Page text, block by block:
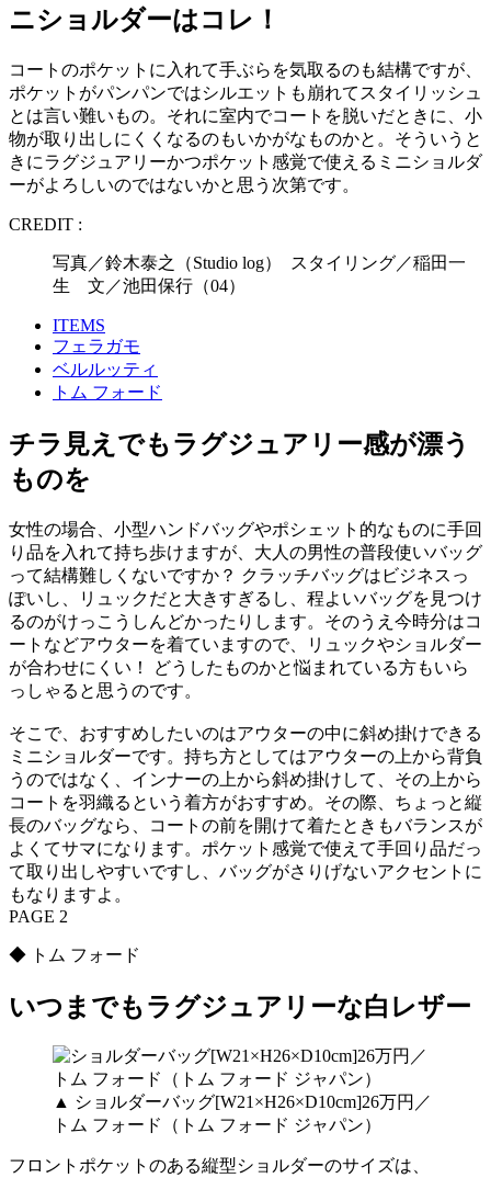
ニショルダーはコレ！
コートのポケットに入れて手ぶらを気取るのも結構ですが、
ポケットがパンパンではシルエットも崩れてスタイリッシュ
とは言い難いもの。それに室内でコートを脱いだときに、小
物が取り出しにくくなるのもいかがなものかと。そういうと
きにラグジュアリーかつポケット感覚で使えるミニショルダ
ーがよろしいのではないかと思う次第です。
CREDIT :
写真／鈴木泰之（Studio log） スタイリング／稲田一
生 文／池田保行（04）
ITEMS
フェラガモ
ベルルッティ
トム フォード
チラ見えでもラグジュアリー感が漂う
ものを
女性の場合、小型ハンドバッグやポシェット的なものに手回
り品を入れて持ち歩けますが、大人の男性の普段使いバッグ
って結構難しくないですか？ クラッチバッグはビジネスっ
ぽいし、リュックだと大きすぎるし、程よいバッグを見つけ
るのがけっこうしんどかったりします。そのうえ今時分はコ
ートなどアウターを着ていますので、リュックやショルダー
が合わせにくい！ どうしたものかと悩まれている方もいら
っしゃると思うのです。
そこで、おすすめしたいのはアウターの中に斜め掛けできる
ミニショルダーです。持ち方としてはアウターの上から背負
うのではなく、インナーの上から斜め掛けして、その上から
コートを羽織るという着方がおすすめ。その際、ちょっと縦
長のバッグなら、コートの前を開けて着たときもバランスが
よくてサマになります。ポケット感覚で使えて手回り品だっ
て取り出しやすいですし、バッグがさりげないアクセントに
もなりますよ。
PAGE 2
◆ トム フォード
いつまでもラグジュアリーな白レザー
▲ ショルダーバッグ[W21×H26×D10cm]26万円／
トム フォード（トム フォード ジャパン）
フロントポケットのある縦型ショルダーのサイズは、